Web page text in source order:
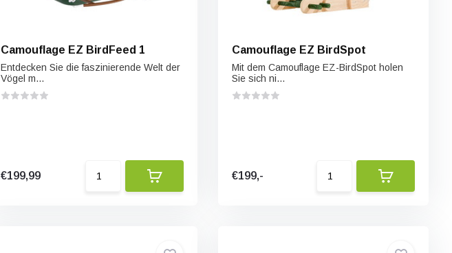
Camouflage EZ BirdFeed 1
Entdecken Sie die faszinierende Welt der
Vögel m...
€199,99
Camouflage EZ BirdSpot
Mit dem Camouflage EZ-BirdSpot holen
Sie sich ni...
€199,-